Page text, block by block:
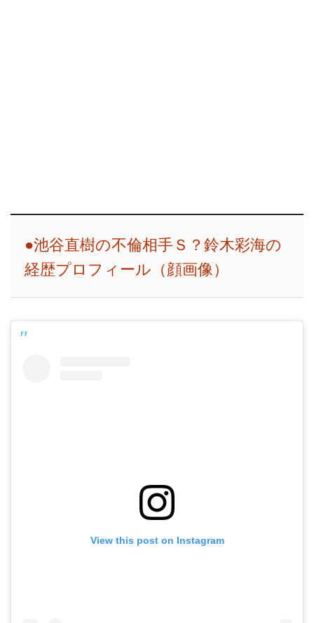
●池谷直樹の不倫相手Ｓ？鈴木彩海の
経歴プロフィール（顔画像）
View this post on Instagram